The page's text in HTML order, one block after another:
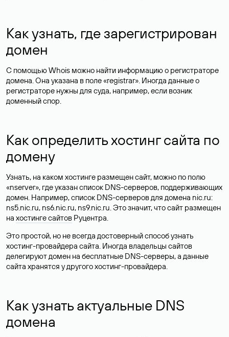
Как узнать, где зарегистрирован
домен
С помощью Whois можно найти информацию о регистраторе
домена. Она указана в поле «registrar». Иногда данные о
регистраторе нужны для суда, например, если возник
доменный спор.
Как определить хостинг сайта по
домену
Узнать, на каком хостинге размещен сайт, можно по полю
«nserver», где указан список DNS-серверов, поддерживающих
домен. Например, список DNS-серверов для домена nic.ru:
ns5.nic.ru, ns6.nic.ru, ns9.nic.ru. Это значит, что сайт размещен
на хостинге сайтов Руцентра.
Это простой, но не всегда достоверный способ узнать
хостинг-провайдера сайта. Иногда владельцы сайтов
делегируют домен на бесплатные DNS-серверы, а данные
сайта хранятся у другого хостинг-провайдера.
Как узнать актуальные DNS
домена